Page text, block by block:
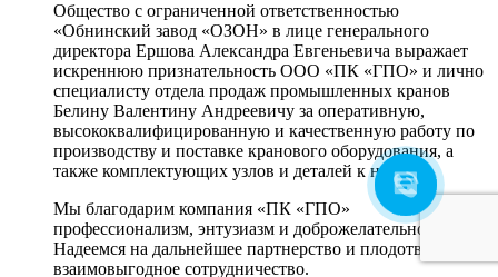
Общество с ограниченной ответственностью
«Обнинский завод «ОЗОН» в лице генерального
директора Ершова Александра Евгеньевича выражает
искреннюю признательность ООО «ПК «ГПО» и лично
специалисту отдела продаж промышленных кранов
Белину Валентину Андреевичу за оперативную,
высококвалифицированную и качественную работу по
производству и поставке кранового оборудования, а
также комплектующих узлов и деталей к нему.
Мы благодарим компания «ПК «ГПО»
профессионализм, энтузиазм и доброжелательность.
Надеемся на дальнейшее партнерство и плодотворное
взаимовыгодное сотрудничество.